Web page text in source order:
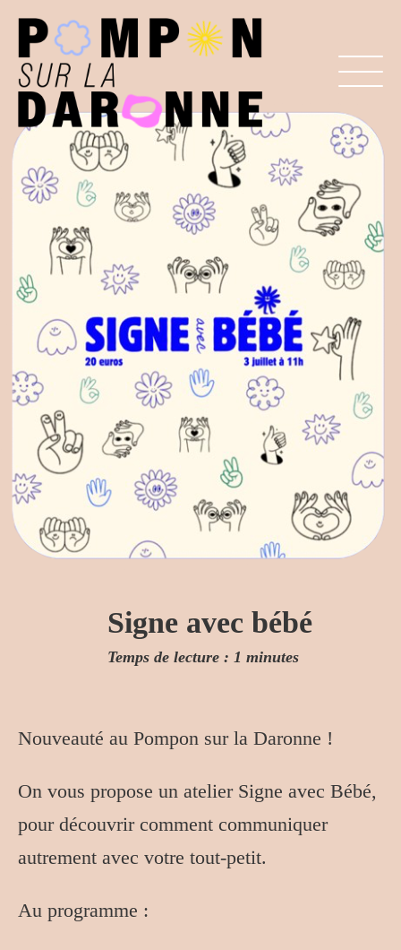
Signe avec bébé
Temps de lecture : 1 minutes
Nouveauté au Pompon sur la Daronne !
On vous propose un atelier Signe avec Bébé,
pour découvrir comment communiquer
autrement avec votre tout-petit.
Au programme :